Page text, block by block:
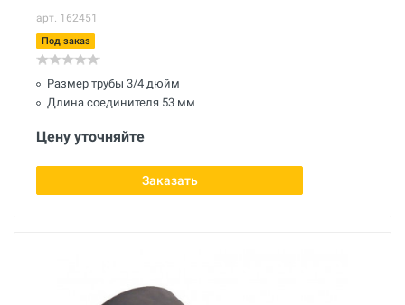
арт. 162451
Под заказ
Размер трубы 3/4 дюйм
Длина соединителя 53 мм
Цену уточняйте
Заказать